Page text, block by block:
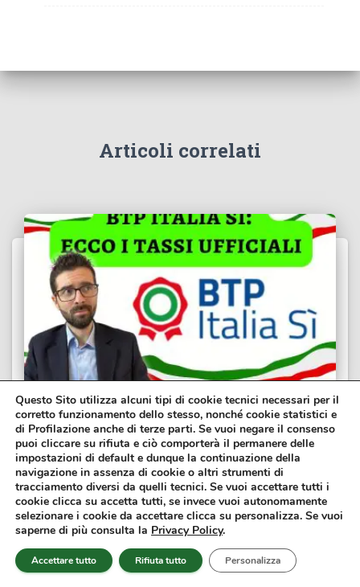
Articoli correlati
ANALISI E RIFLESSIONI FINANZIARIE
BTP Italia Sì, Ecco i Tassi Ufficiali:
Conviene Investire?
Sono appena usciti i tassi ufficiali del BTP Italia Sì, quelli
che molti stavano aspettando prima di decidere se
sottoscrivere oppure no questo strumento. Il MEF ha
comunicato i tassi minimi garantiti e il collocamento...
Questo Sito utilizza alcuni tipi di cookie tecnici necessari per il
corretto funzionamento dello stesso, nonché cookie statistici e
di Profilazione anche di terze parti. Se vuoi negare il consenso
puoi cliccare su rifiuta e ciò comporterà il permanere delle
impostazioni di default e dunque la continuazione della
navigazione in assenza di cookie o altri strumenti di
tracciamento diversi da quelli tecnici. Se vuoi accettare tutti i
cookie clicca su accetta tutti, se invece vuoi autonomamente
selezionare i cookie da accettare clicca su personalizza. Se vuoi
saperne di più consulta la Privacy Policy.
Accettare tutto Rifiuta tutto Personalizza